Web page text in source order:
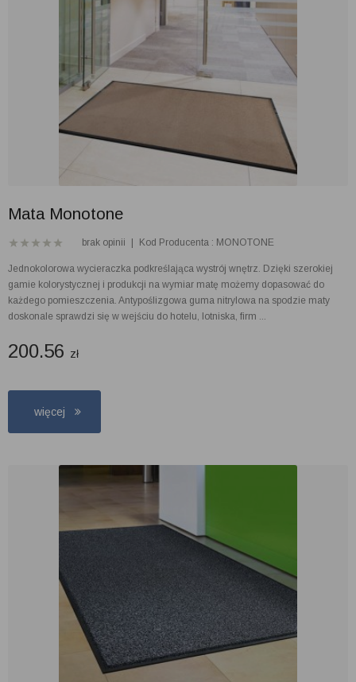
Mata Monotone
brak opinii Kod Producenta : MONOTONE
Jednokolorowa wycieraczka podkreślająca wystrój wnętrz. Dzięki szerokiej
gamie kolorystycznej i produkcji na wymiar matę możemy dopasować do
każdego pomieszczenia. Antypoślizgowa guma nitrylowa na spodzie maty
doskonale sprawdzi się w wejściu do hotelu, lotniska, firm ...
200.56 zł
więcej